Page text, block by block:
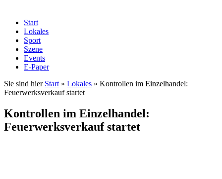
Start
Lokales
Sport
Szene
Events
E-Paper
Sie sind hier Start » Lokales » Kontrollen im Einzelhandel:
Feuerwerksverkauf startet
Kontrollen im Einzelhandel:
Feuerwerksverkauf startet